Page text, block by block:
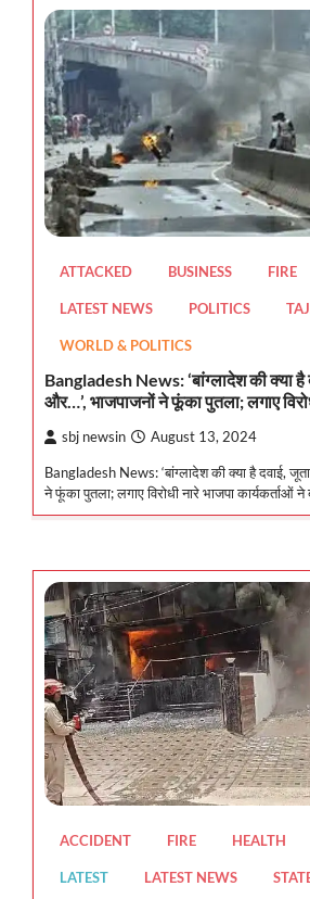
ATTACKED BUSINESS FIRE
LATEST NEWS POLITICS
WORLD & POLITICS
Bangladesh News: ‘बांग्लादेश की क्या है
और…’, भाजपाजनों ने फूंका पुतला; लगाए
sbj newsin August 13, 2024
Bangladesh News: ‘बांग्लादेश की क्या है दवाई,
ने फूंका पुतला; लगाए विरोधी नारे भाजपा कार्यकर्ताओं ने
ACCIDENT FIRE HEALTH
LATEST LATEST NEWS